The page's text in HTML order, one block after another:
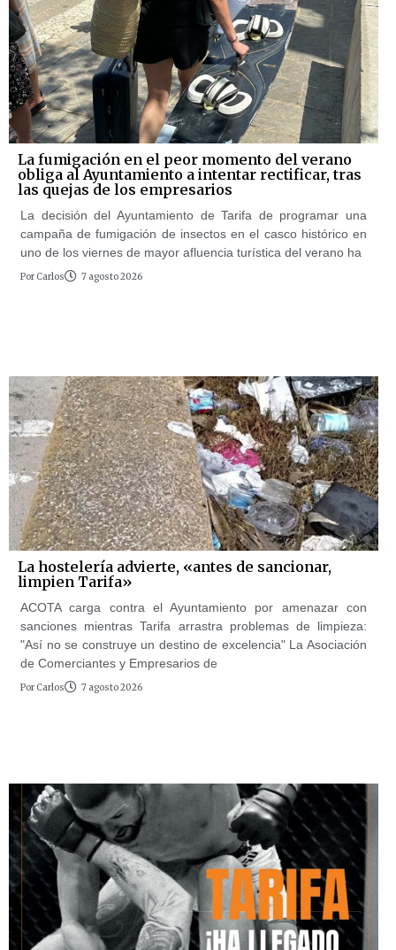
La fumigación en el peor momento del verano
obliga al Ayuntamiento a intentar rectificar, tras
las quejas de los empresarios
La decisión del Ayuntamiento de Tarifa de programar una
campaña de fumigación de insectos en el casco histórico en
uno de los viernes de mayor afluencia turística del verano ha
Por Carlos 7 agosto 2026
La hostelería advierte, «antes de sancionar,
limpien Tarifa»
ACOTA carga contra el Ayuntamiento por amenazar con
sanciones mientras Tarifa arrastra problemas de limpieza:
"Así no se construye un destino de excelencia" La Asociación
de Comerciantes y Empresarios de
Por Carlos 7 agosto 2026